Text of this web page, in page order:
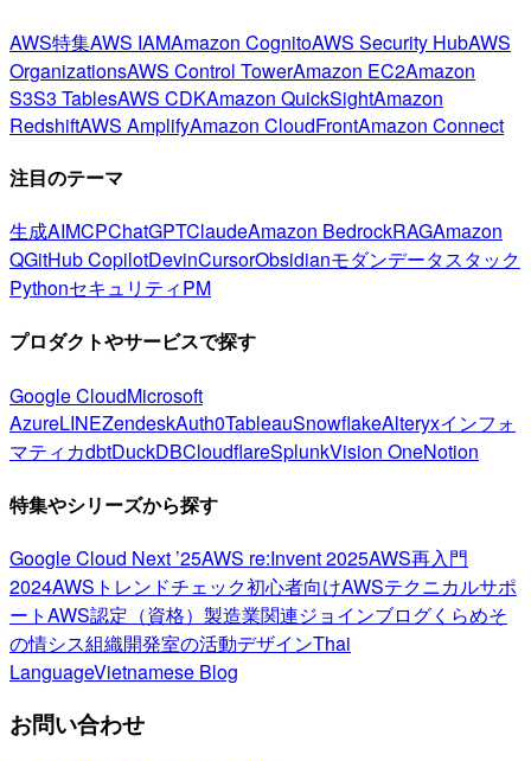
AWS特集AWS IAMAmazon CognitoAWS Security HubAWS
OrganizationsAWS Control TowerAmazon EC2Amazon
S3S3 TablesAWS CDKAmazon QuickSightAmazon
RedshiftAWS AmplifyAmazon CloudFrontAmazon Connect
注目のテーマ
生成AIMCPChatGPTClaudeAmazon BedrockRAGAmazon
QGitHub CopilotDevinCursorObsidianモダンデータスタック
PythonセキュリティPM
プロダクトやサービスで探す
Google CloudMicrosoft
AzureLINEZendeskAuth0TableauSnowflakeAlteryxインフォ
マティカdbtDuckDBCloudflareSplunkVision OneNotion
特集やシリーズから探す
Google Cloud Next ’25AWS re:Invent 2025AWS再入門
2024AWSトレンドチェック初心者向けAWSテクニカルサポ
ートAWS認定（資格） 製造業関連ジョインブログくらめそ
の情シス組織開発室の活動デザインThai
LanguageVietnamese Blog
お問い合わせ